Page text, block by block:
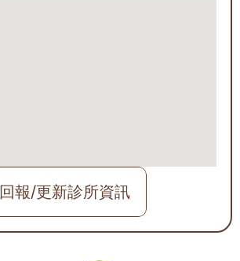
回報/更新診所資訊